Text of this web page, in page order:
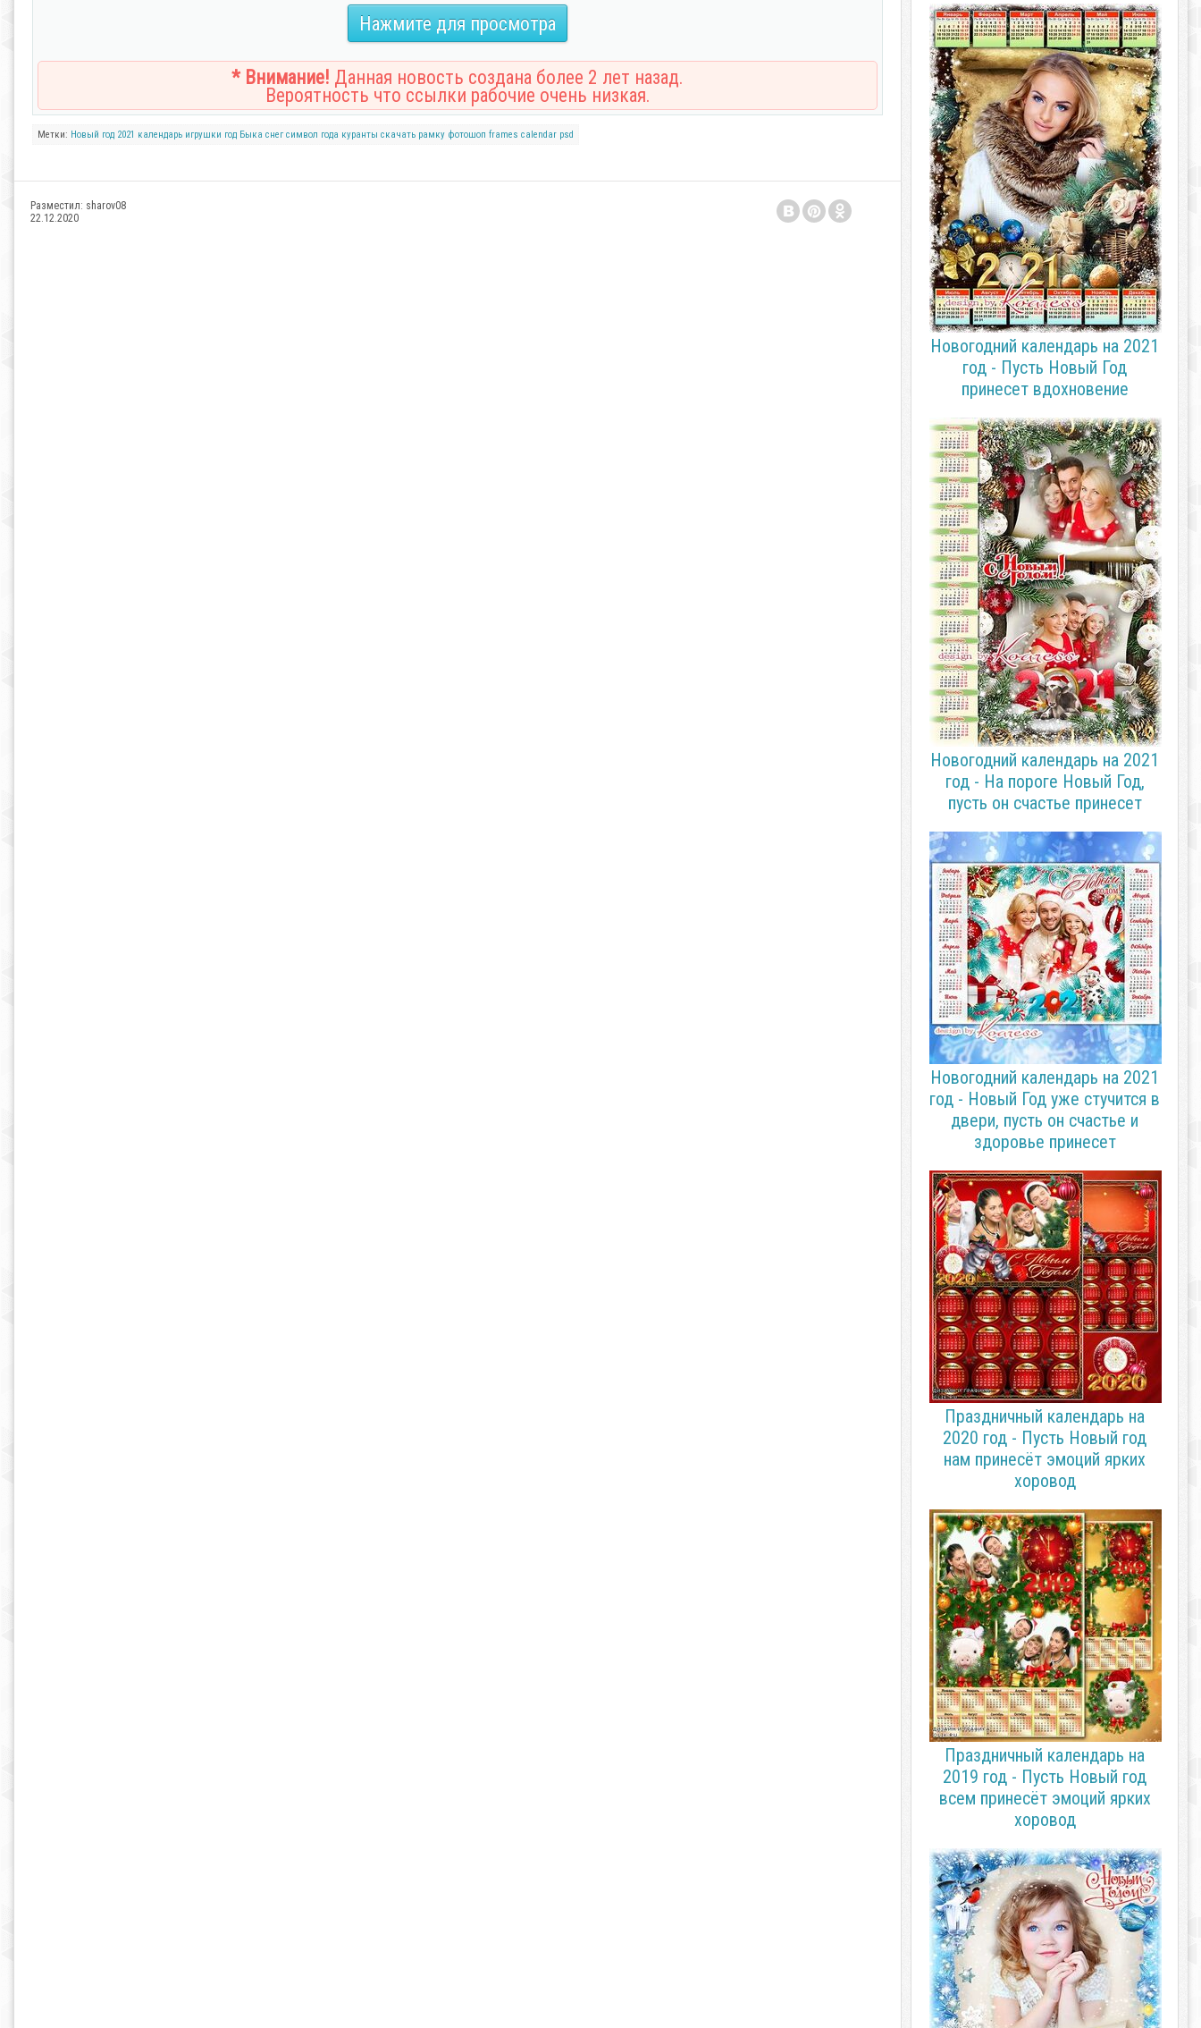
Нажмите для просмотра
* Внимание! Данная новость создана более 2 лет назад.
Вероятность что ссылки рабочие очень низкая.
Метки: Новый год 2021 календарь игрушки год Быка снег символ года куранты скачать рамку фотошоп frames calendar psd
Разместил: sharov08
22.12.2020
Новогодний календарь на 2021
год - Пусть Новый Год
принесет вдохновение
Новогодний календарь на 2021
год - На пороге Новый Год,
пусть он счастье принесет
Новогодний календарь на 2021
год - Новый Год уже стучится в
двери, пусть он счастье и
здоровье принесет
Праздничный календарь на
2020 год - Пусть Новый год
нам принесёт эмоций ярких
хоровод
Праздничный календарь на
2019 год - Пусть Новый год
всем принесёт эмоций ярких
хоровод